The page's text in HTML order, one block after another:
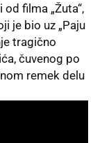
filma „Žuta“,
je bio uz „Paju
tragično
čuvenog po
remek delu